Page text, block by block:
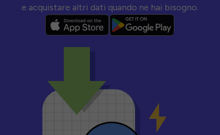
e acquistare altri dati quando ne hai bisogno.